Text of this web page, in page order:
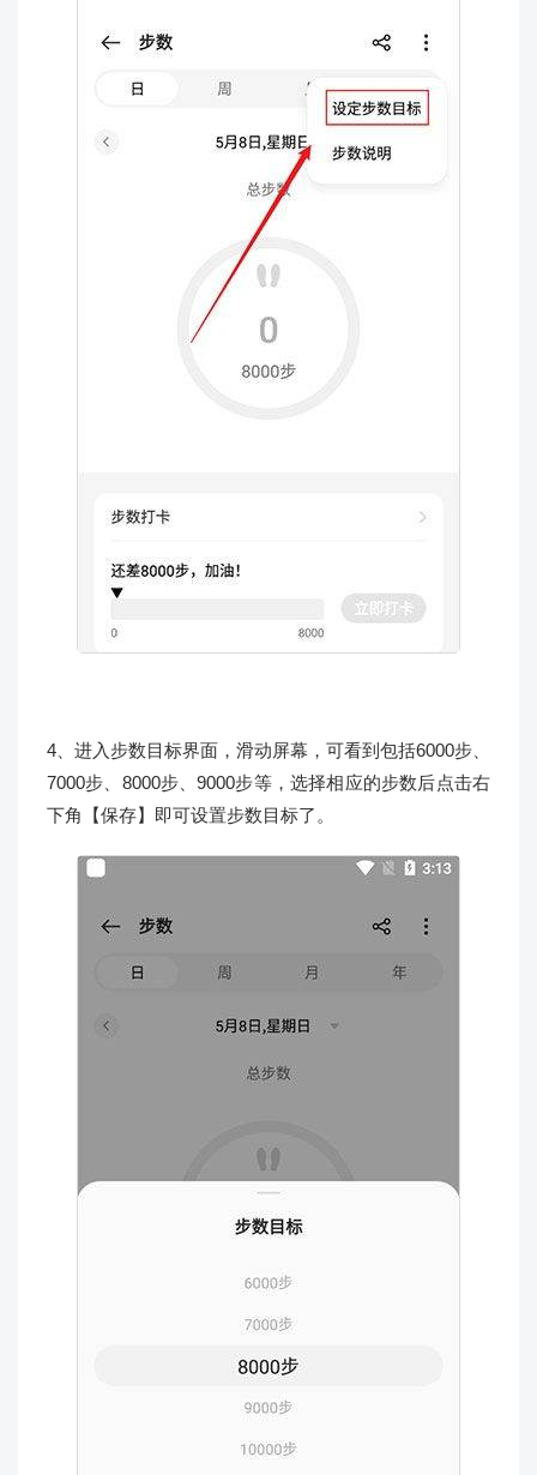
4、进入步数目标界面，滑动屏幕，可看到包括6000步、
7000步、8000步、9000步等，选择相应的步数后点击右
下角【保存】即可设置步数目标了。